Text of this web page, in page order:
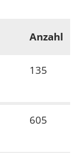
Anzahl
135
605